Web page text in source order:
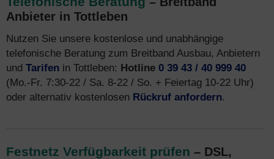
Anbieter in Tottleben
Nutzen Sie unsere kostenlose und unabhängige
telefonische Beratung zum Breitband Ausbau, Anbietern
und Tarifen in Tottleben: Hotline 0 39 43 / 40 999 40
(Mo.-Fr. 7:30-22 / Sa. 8-22 / So. + Feiertag 10-22 Uhr)
oder alternativ kostenlosen Rückruf anfordern.
Festnetz Verfügbarkeit prüfen – DSL,